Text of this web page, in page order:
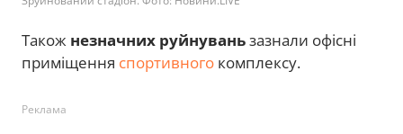
Також незначних руйнуваньзазнали офісні
приміщення спортивного комплексу.
Реклама